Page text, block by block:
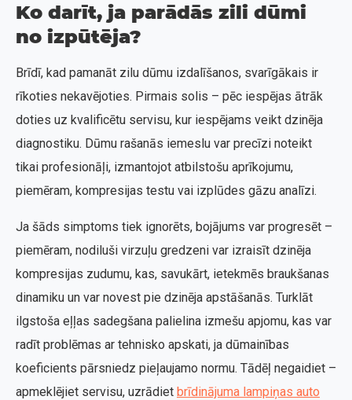
Ko darīt, ja parādās zili dūmi
no izpūtēja?
Brīdī, kad pamanāt zilu dūmu izdalīšanos, svarīgākais ir
rīkoties nekavējoties. Pirmais solis – pēc iespējas ātrāk
doties uz kvalificētu servisu, kur iespējams veikt dzinēja
diagnostiku. Dūmu rašanās iemeslu var precīzi noteikt
tikai profesionāļi, izmantojot atbilstošu aprīkojumu,
piemēram, kompresijas testu vai izplūdes gāzu analīzi.
Ja šāds simptoms tiek ignorēts, bojājums var progresēt –
piemēram, nodiluši virzuļu gredzeni var izraisīt dzinēja
kompresijas zudumu, kas, savukārt, ietekmēs braukšanas
dinamiku un var novest pie dzinēja apstāšanās. Turklāt
ilgstoša eļļas sadegšana palielina izmešu apjomu, kas var
radīt problēmas ar tehnisko apskati, ja dūmainības
koeficients pārsniedz pieļaujamo normu. Tādēļ negaidiet –
apmeklējiet servisu, uzrādiet brīdinājuma lampiņas auto